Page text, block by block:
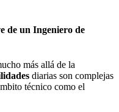
de un Ingeniero de
más allá de la
diarias son complejas
técnico como el